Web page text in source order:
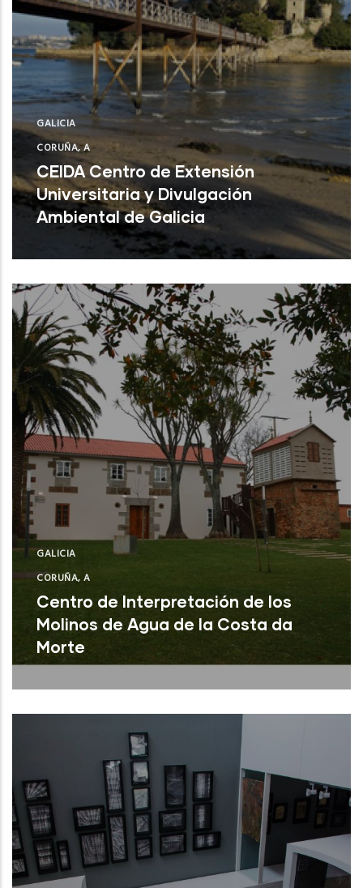
GALICIA
CORUÑA, A
CEIDA Centro de Extensión
Universitaria y Divulgación
Ambiental de Galicia
Oleiros ( A Coruña)
GALICIA
CORUÑA, A
Centro de Interpretación de los
Molinos de Agua de la Costa da
Morte
A Laracha (A Coruña)